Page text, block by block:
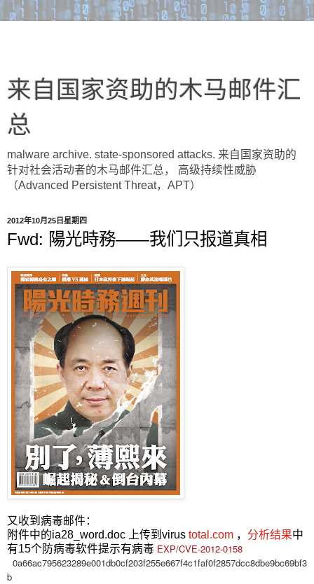
来自国家资助的木马邮件汇
总
malware archive. state-sponsored attacks. 来自国家资助的
针对社会活动者的木马邮件汇总， 高级持续性威胁
（Advanced Persistent Threat，APT）
2012年10月25日星期四
Fwd: 陽光時務——我们只报道真相
又收到病毒邮件：
附件中的ia28_word.doc 上传到virus total.com ， 分析结果中
有15个防病毒软件提示有病毒 EXP/CVE-2012-0158
0a66ac795623289e001db0cf203f255e667f4c1faf0f2857dcc8dbe9bc69bf3
b